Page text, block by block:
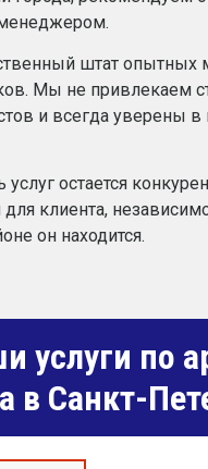
штат опытных
Мы не привлекаем
и всегда уверены в
услуг остается
клиента,
он находится.
услуги по
в Санкт-